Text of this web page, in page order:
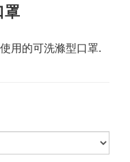
罩
用的可洗滌型口罩.